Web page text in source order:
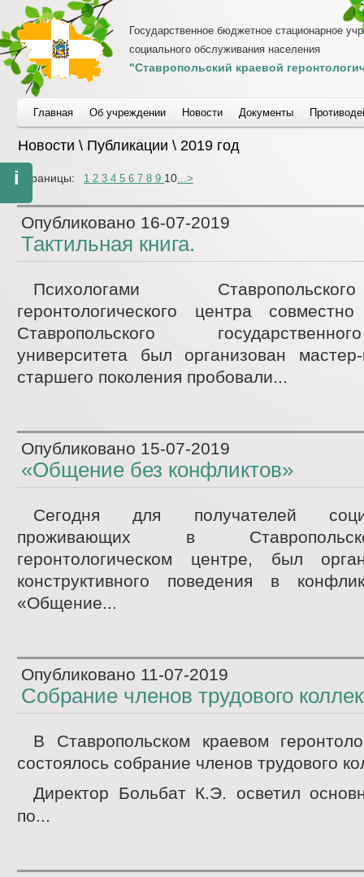
Государственное бюджетное стационарное
социального обслуживания населения
"Ставропольский краевой
i
Главная Об учреждении Новости Документы
Новости \ Публикации \ 2019 год
Страницы: 1 2 3 4 5 6 7 8 9 10...>
Опубликовано 16-07-2019
Тактильная книга.
Психологами
геронтологического центра
Ставропольского
университета был организован
старшего поколения пробовали...
Опубликовано 15-07-2019
«Общение без конфликтов»
Сегодня для получателей
проживающих в
геронтологическом центре, был
конструктивного поведения в
«Общение...
Опубликовано 11-07-2019
Собрание членов трудового
В Ставропольском краевом
состоялось собрание членов трудового
Директор Больбат К.Э. осветил
по...